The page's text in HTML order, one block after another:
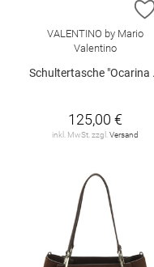
VALENTINO by Mario
Valentino
Schultertasche "Ocarina Winter"
125,00 €
inkl. MwSt. zzgl. Versand